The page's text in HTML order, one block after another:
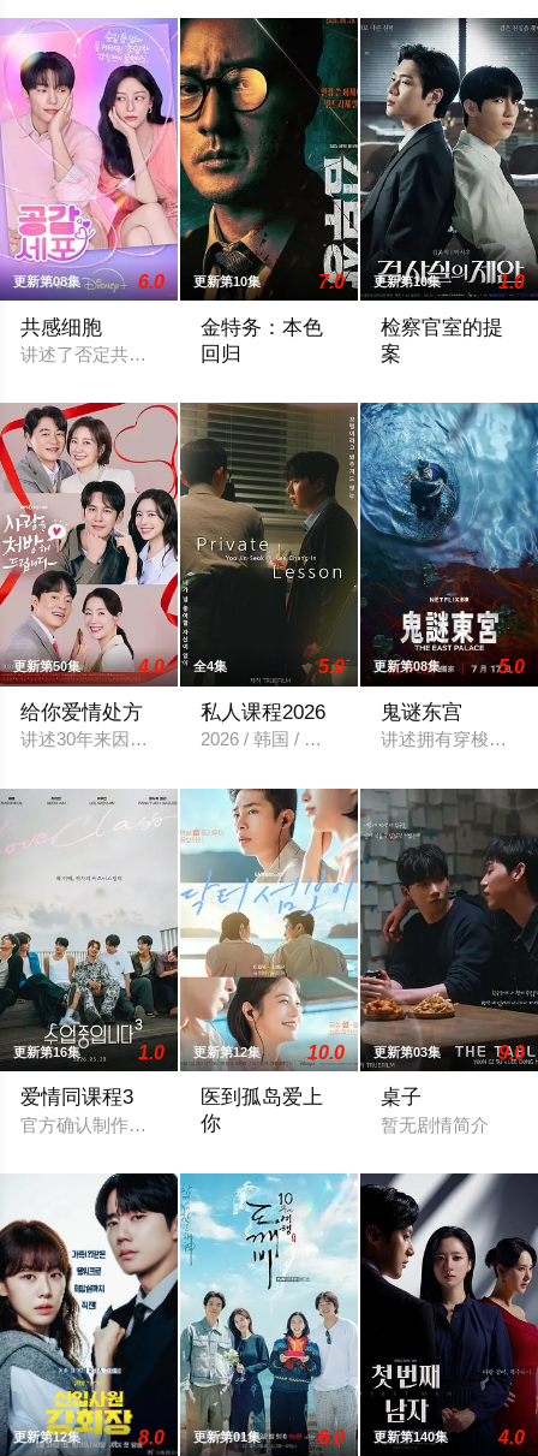
更新第08集 6.0
共感细胞
讲述了否定共感的女人与对他人的感情能够产生共感的男人相互
更新第10集 7.0
金特务：本色
回归
更新第10集 1.0
检察官室的提
案
更新第50集 4.0
给你爱情处方
讲述30年来因恶缘而交织在一起的两家人，消除误会，互相抚慰
全4集 5.0
私人课程2026
2026 / 韩国 / 短片,同性,韩国,韩国剧
更新第08集 5.0
鬼谜东宫
讲述拥有穿梭于灵
更新第16集 1.0
爱情同课程3
官方确认制作第三季。
更新第12集 10.0
医到孤岛爱上
你
更新第03集 9.0
桌子
暂无剧情简介
更新第12集 8.0 更新第01集 6.0 更新第140集 4.0